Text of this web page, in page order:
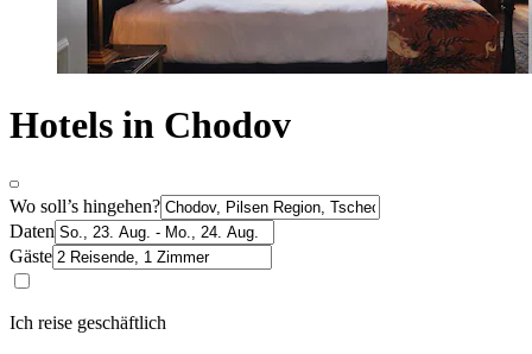
Hotels in Chodov
Wo soll’s hingehen?
Daten
Gäste
Ich reise geschäftlich